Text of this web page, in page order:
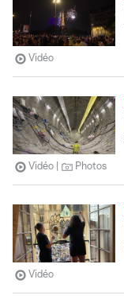
Vidéo
Vidéo Photos
Vidéo